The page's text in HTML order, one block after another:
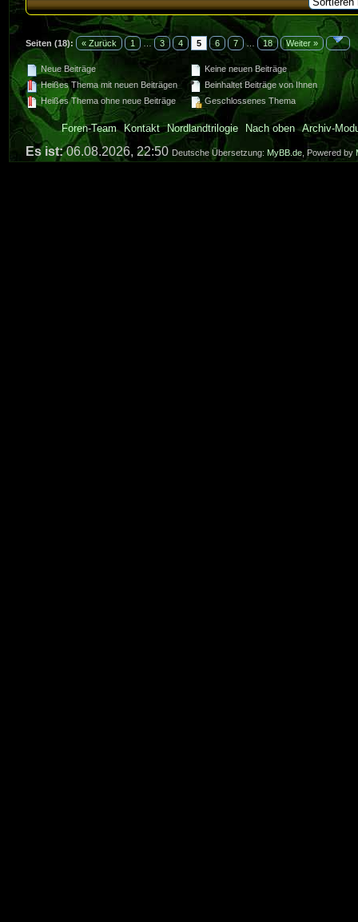
Seiten (18): « Zurück 1 … 3 4 5 6 7 … 18 Weiter »
Neue Beiträge
Heißes Thema mit neuen Beiträgen
Heißes Thema ohne neue Beiträge
Keine neuen Beiträge
Beinhaltet Beiträge von Ihnen
Geschlossenes Thema
Foren-Team Kontakt Nordlandtrilogie Nach oben Archiv-
Es ist:06.08.2026, 22:50 Deutsche Übersetzung: MyBB.de , Powered by